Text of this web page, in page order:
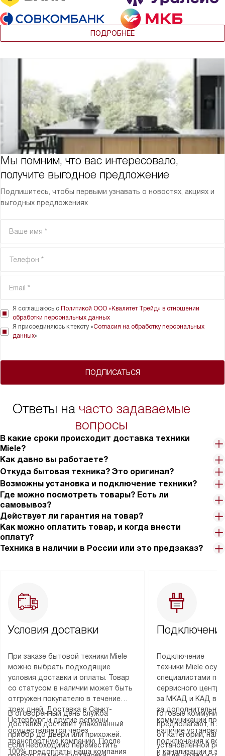
ПОДРОБНЕЕ
Мы помним, что вас интересовало,
получите выгодное предложение
Подпишитесь, чтобы первыми узнавать о новостях, акциях и
выгодных предложениях
ПОДПИСАТЬСЯ
Я соглашаюсь с Политикой ООО «Квалитет Трейд» в отношении
обработки персональных данных
Я присоединяюсь к тексту «Согласия на обработку персональных
данных»
Ответы на часто задаваемые
вопросы
В какие сроки происходит доставка техники
Miele?
Как давно вы работаете?
Откуда бытовая техника? Это оригинал?
Возможны установка и подключение техники?
Где можно посмотреть товары? Есть ли
самовывоз?
Действует ли гарантия на товар?
Как можно оплатить товар, и когда внести
оплату?
Техника в наличии в России или это предзаказ?
Условия доставки
При заказе бытовой техники Miele
можно выбрать подходящие
условия доставки и оплаты. Товар
со статусом в наличии может быть
отгружен покупателю в течение
трех дней. Доставка в Санкт-
Петербург и другие регионы
осуществляется через
транспортную компанию. После
100% предоплаты наша компания
В оговоренный день служба
доставки доставит упакованный
прибор до двери или прихожей.
Если необходимо переместить
Подключение
техники Miele
специалистами
сервисного
за МКАД и КАД
за
коммуникации
наличие
подключения к
и канализации в
Готовые
предполагают, в
от категории,
установленной